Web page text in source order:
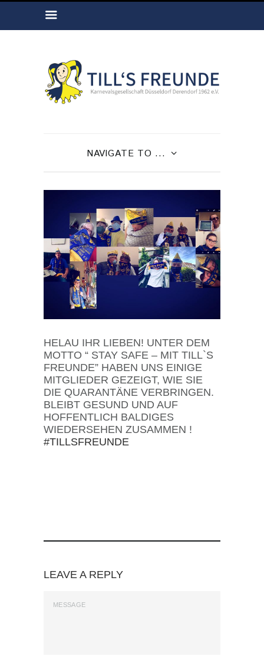
NAVIGATE TO ...
HELAU IHR LIEBEN! UNTER DEM
MOTTO “ STAY SAFE – MIT TILL`S
FREUNDE” HABEN UNS EINIGE
MITGLIEDER GEZEIGT, WIE SIE
DIE QUARANTÄNE VERBRINGEN.
BLEIBT GESUND UND AUF
HOFFENTLICH BALDIGES
WIEDERSEHEN ZUSAMMEN !
#TILLSFREUNDE
LEAVE A REPLY